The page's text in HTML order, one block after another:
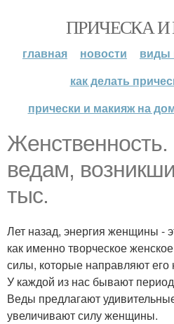
ПРИЧЕСКА
главная новости
виды
как делать
прически и макияж на
Женственность.
ведам,
тыс.
Лет назад, энергия женщины -
как именно творческое
силы, которые направляют
У каждой из нас бывают
Веды предлагают
увеличивают силу женщины.